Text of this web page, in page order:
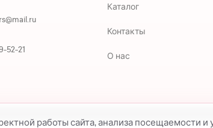
52-21
Каталог
Контакты
О нас
работы сайта, анализа посещаемости и